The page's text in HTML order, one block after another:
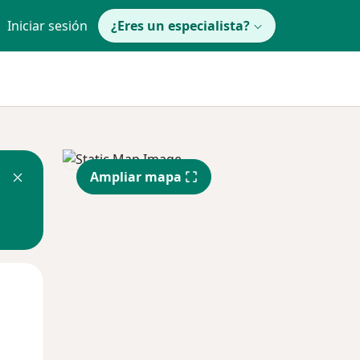
Iniciar sesión ¿Eres un especialista?
Ampliar mapa